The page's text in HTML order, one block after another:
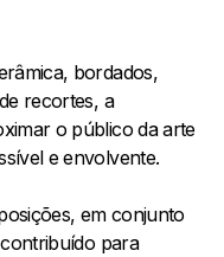
bordados,
recortes, a
o público da arte
e envolvente.
em conjunto
para